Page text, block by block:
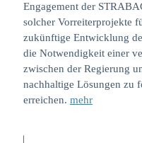
Engagement der
solcher Vorreiterprojekte
zukünftige Entwicklung
die Notwendigkeit einer
zwischen der Regierung
nachhaltige Lösungen zu
erreichen. mehr